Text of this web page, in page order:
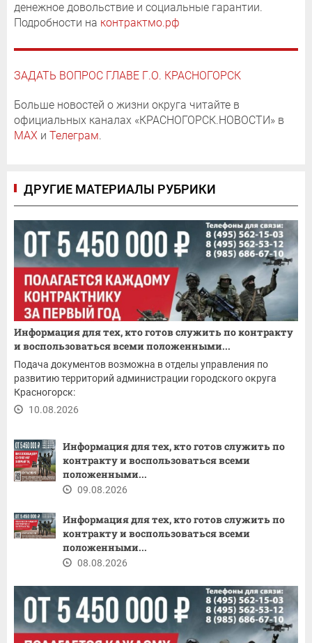
денежное довольствие и социальные гарантии.
Подробности на контрактмо.рф
ЗАДАТЬ ВОПРОС ГЛАВЕ Г.О. КРАСНОГОРСК
Больше новостей о жизни округа читайте в
официальных каналах «КРАСНОГОРСК.НОВОСТИ» в
MAX и Телеграм.
ДРУГИЕ МАТЕРИАЛЫ РУБРИКИ
Информация для тех, кто готов служить по контракту
и воспользоваться всеми положенными...
Подача документов возможна в отделы управления по
развитию территорий администрации городского округа
Красногорск:
10.08.2026
Информация для тех, кто готов служить по
контракту и воспользоваться всеми
положенными...
09.08.2026
Информация для тех, кто готов служить по
контракту и воспользоваться всеми
положенными...
08.08.2026